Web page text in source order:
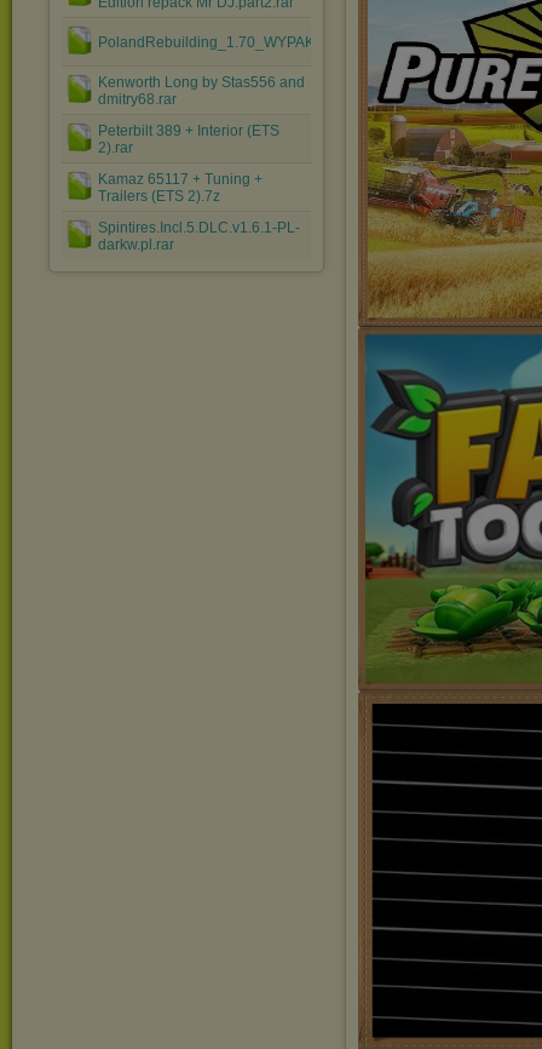
PolandRebuilding_1.70_WYPAKUJ.rar
Kenworth Long by Stas556 and
dmitry68.rar
Peterbilt 389 + Interior (ETS
2).rar
Kamaz 65117 + Tuning +
Trailers (ETS 2).7z
Spintires.Incl.5.DLC.v1.6.1-PL-
darkw.pl.rar